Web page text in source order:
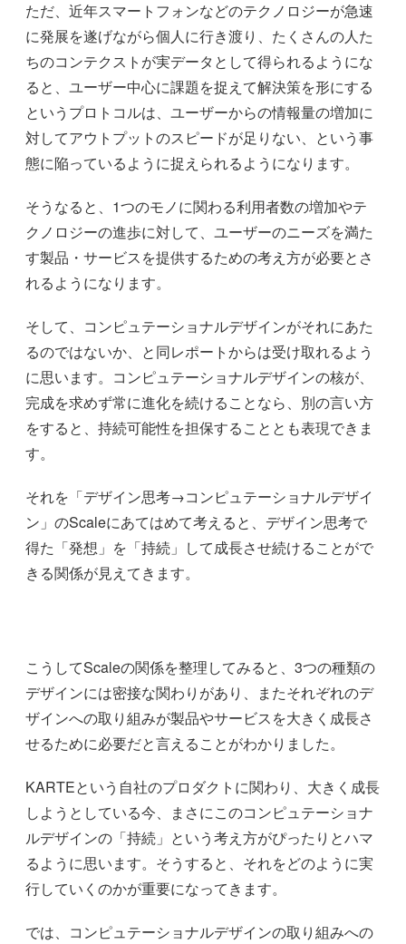
ただ、近年スマートフォンなどのテクノロジーが急速
に発展を遂げながら個人に行き渡り、たくさんの人た
ちのコンテクストが実データとして得られるようにな
ると、ユーザー中心に課題を捉えて解決策を形にする
というプロトコルは、ユーザーからの情報量の増加に
対してアウトプットのスピードが足りない、という事
態に陥っているように捉えられるようになります。
そうなると、1つのモノに関わる利用者数の増加やテ
クノロジーの進歩に対して、ユーザーのニーズを満た
す製品・サービスを提供するための考え方が必要とさ
れるようになります。
そして、コンピュテーショナルデザインがそれにあた
るのではないか、と同レポートからは受け取れるよう
に思います。コンピュテーショナルデザインの核が、
完成を求めず常に進化を続けることなら、別の言い方
をすると、持続可能性を担保することとも表現できま
す。
それを「デザイン思考→コンピュテーショナルデザイ
ン」のScaleにあてはめて考えると、デザイン思考で
得た「発想」を「持続」して成長させ続けることがで
きる関係が見えてきます。
こうしてScaleの関係を整理してみると、3つの種類の
デザインには密接な関わりがあり、またそれぞれのデ
ザインへの取り組みが製品やサービスを大きく成長さ
せるために必要だと言えることがわかりました。
KARTEという自社のプロダクトに関わり、大きく成長
しようとしている今、まさにこのコンピュテーショナ
ルデザインの「持続」という考え方がぴったりとハマ
るように思います。そうすると、それをどのように実
行していくのかが重要になってきます。
では、コンピュテーショナルデザインの取り組みへの